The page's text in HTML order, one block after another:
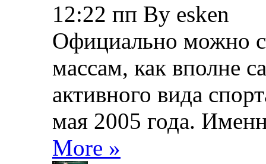
12:22 пп By esken
Официально можно
массам, как вполне
активного вида
мая 2005 года.
More »